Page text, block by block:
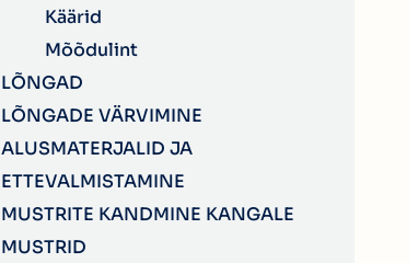
Käärid
Mõõdulint
LÕNGAD
LÕNGADE VÄRVIMINE
ALUSMATERJALID JA
ETTEVALMISTAMINE
MUSTRITE KANDMINE KANGALE
MUSTRID